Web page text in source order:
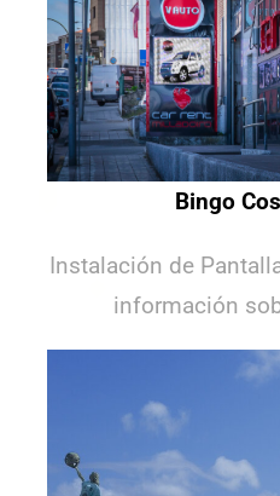
Bingo
Instalación de
información